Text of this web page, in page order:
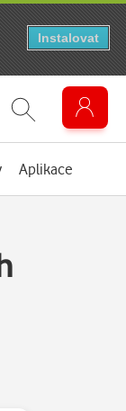
Aplikace
Instalovat